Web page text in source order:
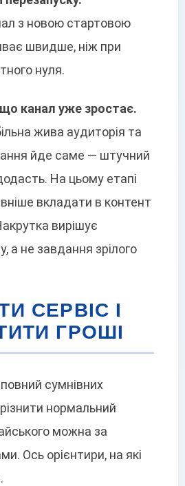
з новою стартовою
швидше, ніж при
нуля.
канал уже зростає.
жива аудиторія та
йде саме — штучний
На цьому етапі
вкладати в контент
вирішує
а не завдання зрілого
СЕРВІС І
ГРОШІ
сумнівних
нормальний
можна за
Ось орієнтири, на які